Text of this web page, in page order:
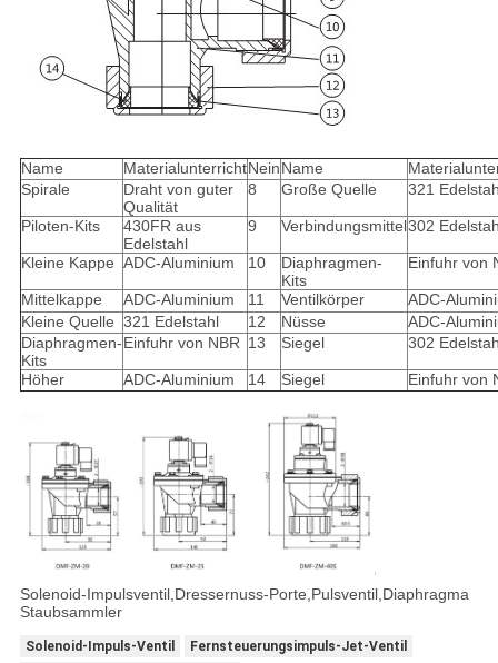
Name MaterialunterrichtNeinName
Spirale
Draht von guter
Qualität
8 Große Quelle 321
Piloten-Kits
430FR aus
Edelstahl
9 Verbindungsmittel302
Kleine Kappe ADC-Aluminium 10
Diaphragmen-
Kits
Einfuhr von
Mittelkappe ADC-Aluminium 11 Ventilkörper
ADC-
Kleine Quelle 321 Edelstahl 12 Nüsse
ADC-
Diaphragmen-
Kits
Einfuhr von NBR 13 Siegel 302
Höher ADC-Aluminium 14 Siegel Einfuhr von
Solenoid-Impulsventil,Dressernuss-Porte,Pulsventil,Diaphragma
Staubsammler
Solenoid-Impuls-Ventil
Fernsteuerungsimpuls-Jet-Ventil